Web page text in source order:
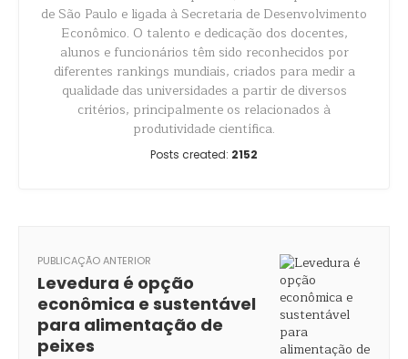
de São Paulo e ligada à Secretaria de Desenvolvimento
Econômico. O talento e dedicação dos docentes,
alunos e funcionários têm sido reconhecidos por
diferentes rankings mundiais, criados para medir a
qualidade das universidades a partir de diversos
critérios, principalmente os relacionados à
produtividade científica.
Posts created: 2152
PUBLICAÇÃO ANTERIOR
Levedura é opção
econômica e sustentável
para alimentação de
peixes